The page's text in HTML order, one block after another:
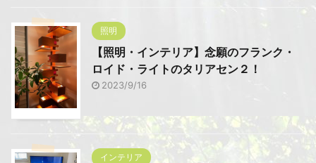
照明
【照明・インテリア】念願のフランク・
ロイド・ライトのタリアセン２！
2023/9/16
インテリア